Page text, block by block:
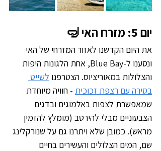
יום 5: מזרח האי 🤿
את היום הקדשנו לאזור המזרחי של האי
ונסענו ל-Blue Bay, אחת הלגונות היפות
והצלולות במאוריציוס. הצטרפנו לשייט
בסירה עם רצפת זכוכית - חוויה מיוחדת
שמאפשרת לצפות באלמוגים ובדגים
הצבעוניים מבלי להירטב (מומלץ להזמין
מראש). כמובן שלא ויתרנו גם על שנורקלינג
שם, המים הצלולים והעשירים בחיים